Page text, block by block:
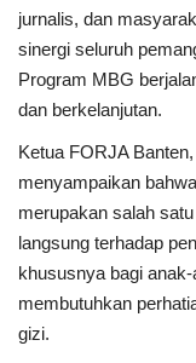
Ekonomi
TNI & POLRI
TNI
Daerah
Pendidikan
Budaya
jurnalis, dan
sinergi seluruh
Program MBG
dan berkelanjutan.
Ketua FORJA
menyampaikan
merupakan salah
langsung terhadap
khususnya bagi
membutuhkan
gizi.